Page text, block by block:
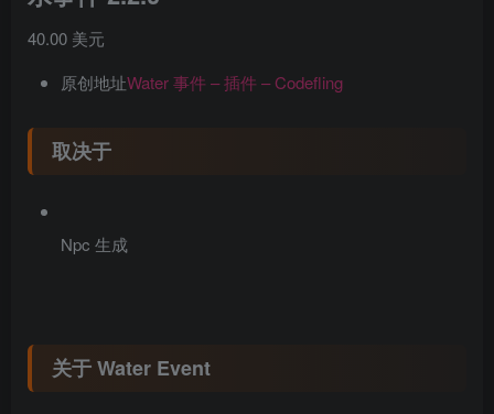
40.00 美元
原创地址Water 事件 – 插件 – Codefling
取决于
Npc 生成
关于 Water Event